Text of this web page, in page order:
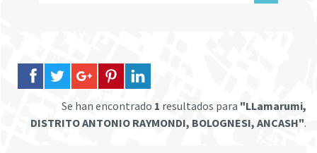
Se han encontrado 1 resultados para "LLamarumi,
DISTRITO ANTONIO RAYMONDI, BOLOGNESI, ANCASH".